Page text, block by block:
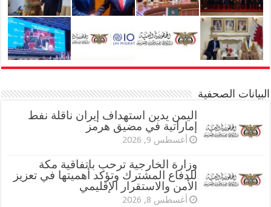
البيانات الصحفية
اليمن يدين استهداف إيران ناقلة نفط
إماراتية في مضيق هرمز
أغسطس 9, 2026
وزارة الخارجية ترحب باتفاقية مكة
للدفاع المشترك وتؤكد أهميتها في تعزيز
الأمن والاستقرار الإقليمي
أغسطس 8, 2026